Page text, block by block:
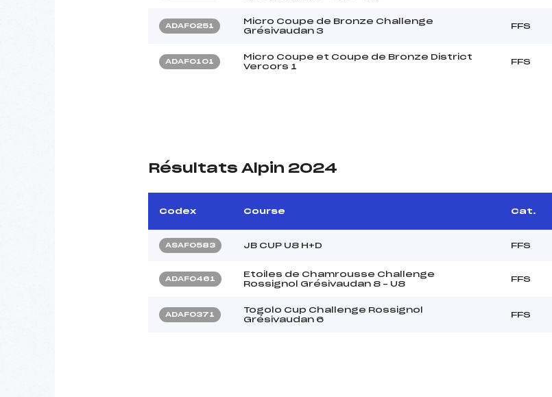
ADAF0251
Micro Coupe de Bronze Challenge
Grésivaudan 3
FFS
ADAF0101
Micro Coupe et Coupe de Bronze District
Vercors 1
FFS
Résultats Alpin 2024
Codex Course Cat.
ASAF0583 JB CUP U8 H+D FFS
ADAF0461
Etoiles de Chamrousse Challenge
Rossignol Grésivaudan 8 – U8
FFS
ADAF0371
Togolo Cup Challenge Rossignol
Grésivaudan 6
FFS